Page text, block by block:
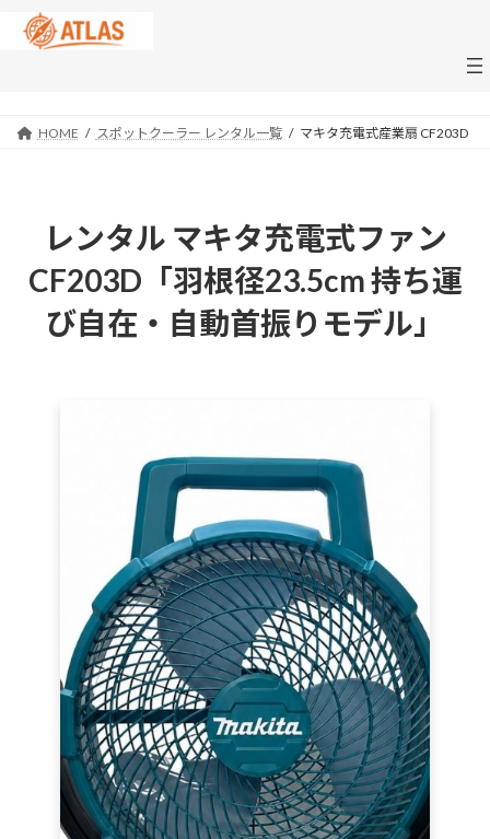
HOME スポットクーラー レンタル一覧 マキタ充電式産業扇 CF203D
レンタル マキタ充電式ファン
CF203D「羽根径23.5cm 持ち運
び自在・自動首振りモデル」